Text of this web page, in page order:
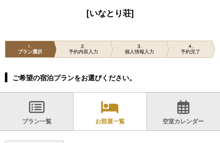
[いなとり荘]
1
プラン選択
2
予約内容入力
3
個人情報入力
4
予約完了
ご希望の宿泊プランをお選びください。
プラン一覧 お部屋一覧 空室カレンダー